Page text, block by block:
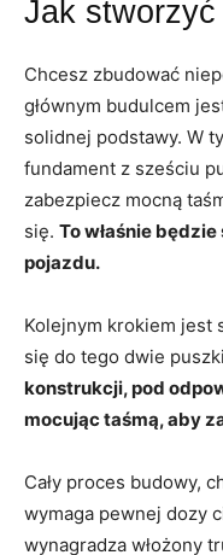
Jak stworzyć
Chcesz zbudować
głównym budulcem
solidnej podstawy. W
fundament z sześciu
zabezpiecz mocną
się. To właśnie
pojazdu.
Kolejnym krokiem jest
się do tego dwie
konstrukcji, pod
mocując taśmą, aby
Cały proces budowy,
wymaga pewnej dozy
wynagradza włożony